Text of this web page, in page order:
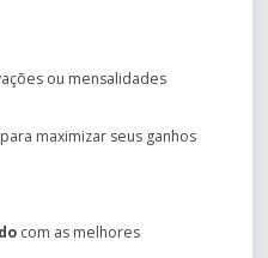
ou mensalidades
para maximizar seus ganhos
com as melhores